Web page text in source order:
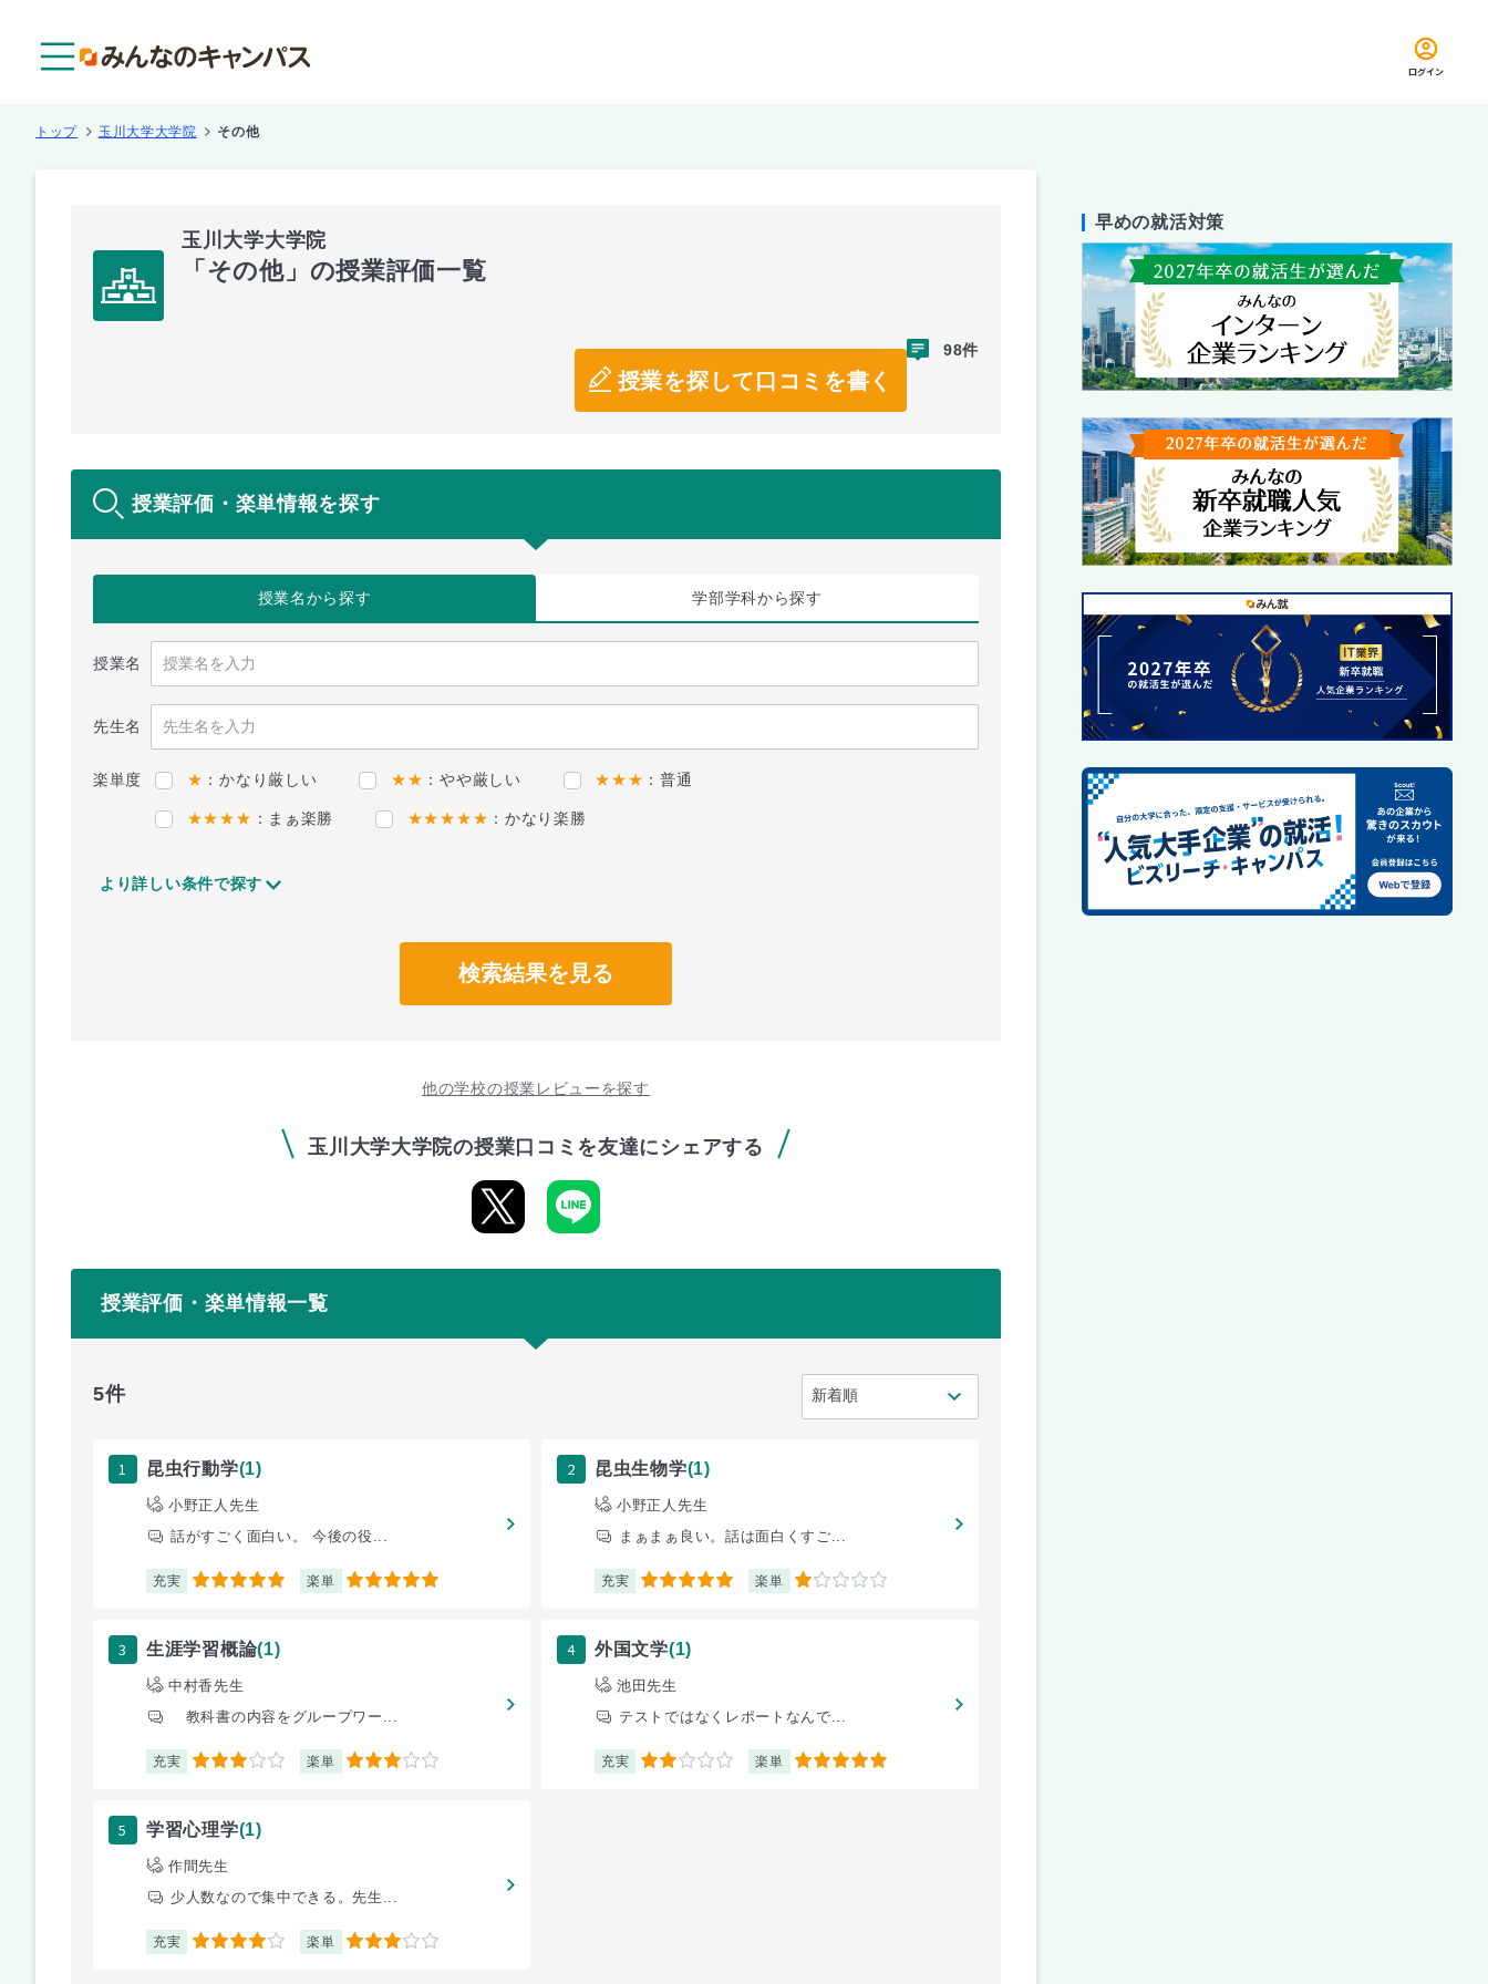
ログイン
トップ 玉川大学大学院 その他
玉川大学大学院
「その他」の授業評価一覧
授業を探して口コミを書く
98件
授業評価・楽単情報を探す
授業名から探す 学部学科から探す
授業名
先生名
楽単度 ★ ：かなり厳しい ★★ ：やや厳しい ★★★ ：普通
★★★★ ：まぁ楽勝 ★★★★★ ：かなり楽勝
より詳しい条件で探す
検索結果を見る
他の学校の授業レビューを探す
玉川大学大学院の授業口コミを友達にシェアする
授業評価・楽単情報一覧
5件
1 昆虫行動学(1)
小野正人先生
話がすごく面白い。 今後の役...
充実 5 楽単 5
2 昆虫生物学(1)
小野正人先生
まぁまぁ良い。話は面白くすご...
充実 5 楽単 1
3 生涯学習概論(1)
中村香先生
教科書の内容をグループワー...
充実 3 楽単 3
4 外国文学(1)
池田先生
テストではなくレポートなんで...
充実 2 楽単 5
5 学習心理学(1)
作間先生
少人数なので集中できる。先生...
充実 4 楽単 3
早めの就活対策